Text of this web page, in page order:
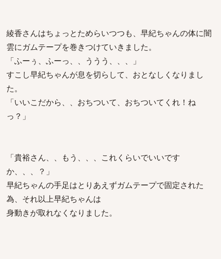
綾香さんはちょっとためらいつつも、早紀ちゃんの体に闇
雲にガムテープを巻きつけていきました。
「ふーぅ、ふーっ、、ううう、、、」
すこし早紀ちゃんが息を切らして、おとなしくなりまし
た。
「いいこだから、、おちついて、おちついてくれ！ね
っ？」
「貴裕さん、、もう、、、これくらいでいいです
か、、、？」
早紀ちゃんの手足はとりあえずガムテープで固定された
為、それ以上早紀ちゃんは
身動きが取れなくなりました。